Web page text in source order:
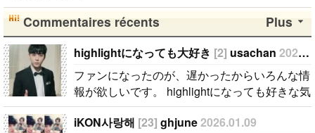
Plus
Commentaires récents
highlightになっても大好き [2] usachan 2026.02.02
ファンになったのが、遅かったからいろんな情
報が欲しいです。 highlightになっても好きな気
持ちは変わりません。 メンバー全員が大好き
ですが、一番大好きなのはジュンヒョンです。
iKON사랑해 [23] ghjune2026.01.09